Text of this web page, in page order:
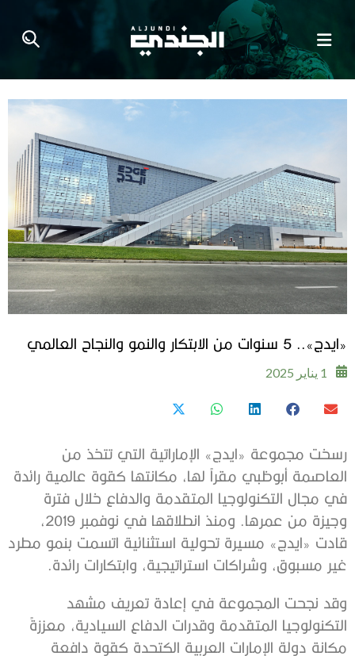
«ايدج».. 5 سنوات من الابتكار والنمو والنجاح العالمي
1 يناير 2025
رسخت مجموعة «ايدج» الإماراتية التي تتخذ من
العاصمة أبوظبي مقراً لها، مكانتها كقوة عالمية رائدة
في مجال التكنولوجيا المتقدمة والدفاع خلال فترة
وجيزة من عمرها. ومنذ انطلاقها في نوفمبر 2019،
قادت «ايدج» مسيرة تحولية استثنائية اتسمت بنمو مطرد
غير مسبوق، وشراكات استراتيجية، وابتكارات رائدة.
وقد نجحت المجموعة في إعادة تعريف مشهد
التكنولوجيا المتقدمة وقدرات الدفاع السيادية، معززةً
مكانة دولة الإمارات العربية الكتحدة كقوة دافعة